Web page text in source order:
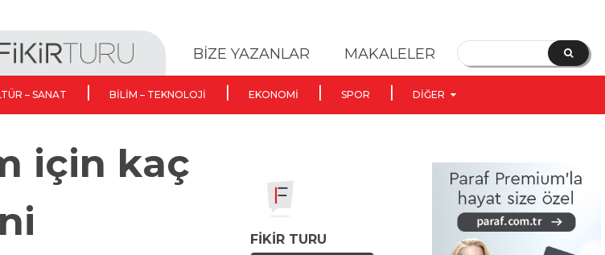
BİZE YAZANLAR MAKALELER
– SANAT BILIM – TEKNOLOJI EKONOMI SPOR DIĞER
için kaç
FIKIR TURU